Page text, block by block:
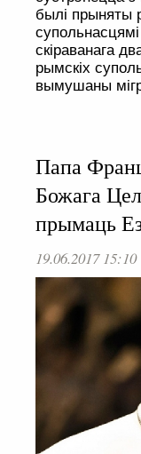
былі прыняты
скіраванага
рымскіх
вымушаны
Папа
Божага
прымаць
19.06.2017 15:10